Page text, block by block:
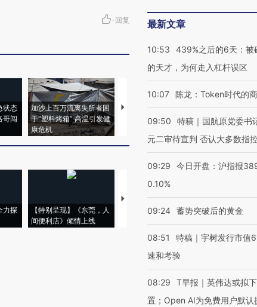
· 回复
状态
哥闯
加沙上百万流离失所者困
于“塑料烤箱” 高温引发健
康危机
视线｜HYROX的吸金
术：是什么让中产们甘
马航飞行员
粒摇头丸 尿
力探
【特别呈现】《东莞，人
间便利店》倾情上线
【推广】走进第四届链博
会，让数智科技“链”接产
【特别呈现
最新文章
10:53
439%之后的6天：被
的天才，为何走入杠杆误区
10:07 陈龙：Token时代的
09:50
特稿｜国航原党委书
元二审待宣判 否认大多数指
09:29
今日开盘：沪指报
0.10%
09:24 蓄势突破后的黄金
08:51
特稿｜宇树发行市值
速和考验
08:29
T早报｜英伟达或拟
置；Open AI为免费用户默认